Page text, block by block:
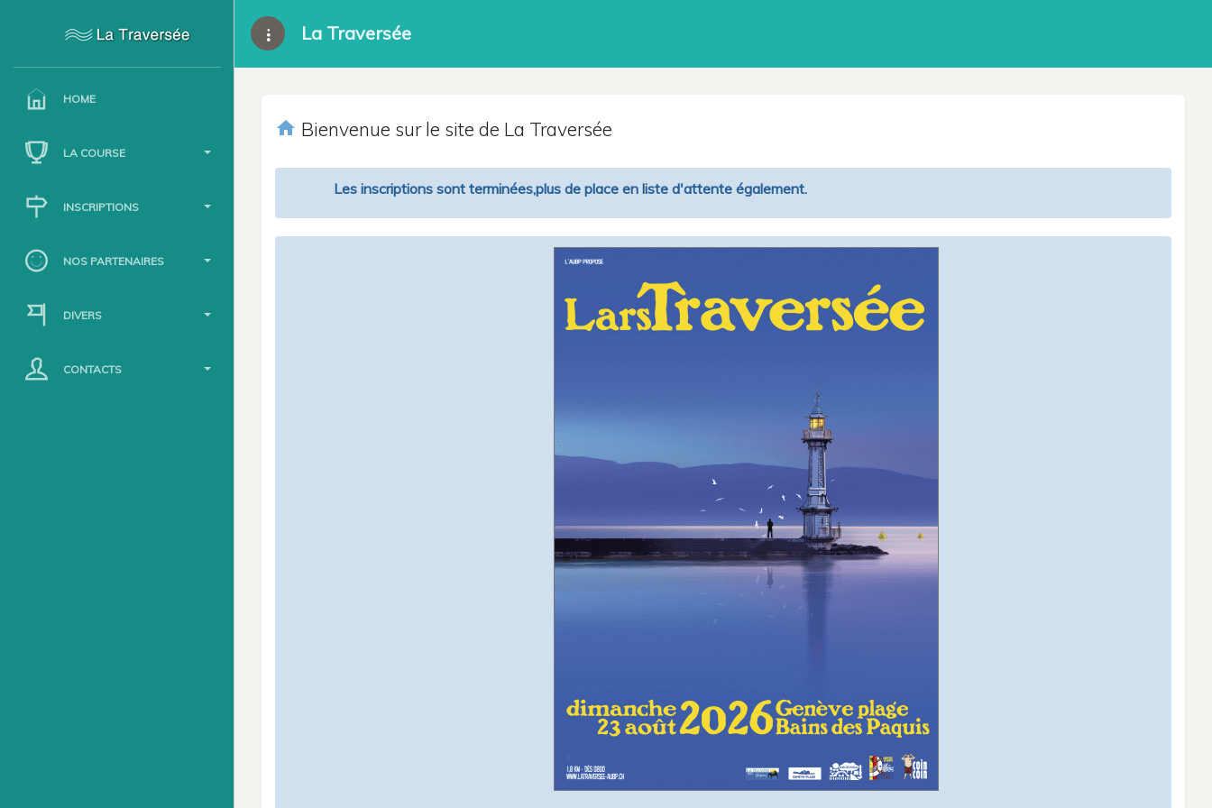
HOME
LA COURSE
INSCRIPTIONS
NOS PARTENAIRES
DIVERS
CONTACTS
La Traversée
home Bienvenue sur le site de La Traversée
Les inscriptions sont terminées,plus de place en liste d'attente également.